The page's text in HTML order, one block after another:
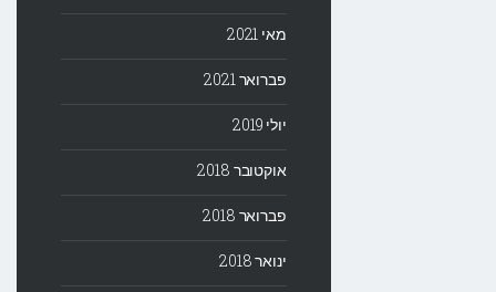
מאי 2021
פברואר 2021
יולי 2019
אוקטובר 2018
פברואר 2018
ינואר 2018